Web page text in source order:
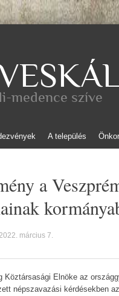
medence szíve
A település
a
március 7.
Köztársasági Elnöke az
népszavazási kérdésekben